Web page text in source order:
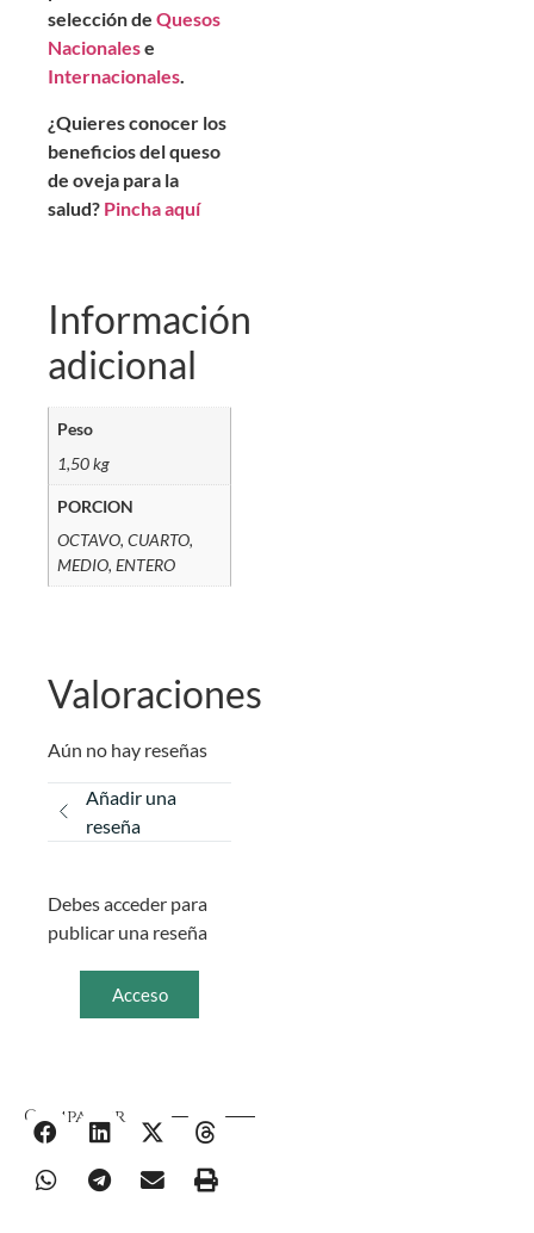
selección de Quesos
Nacionalese
Internacionales.
¿Quieres conocer los
beneficios del queso
de oveja para la
salud? Pincha aquí
Información
adicional
Peso
1,50 kg
PORCION
OCTAVO, CUARTO,
MEDIO, ENTERO
Valoraciones
Aún no hay reseñas
Añadir una
reseña
Debes acceder para
publicar una reseña
Acceso
Compartir